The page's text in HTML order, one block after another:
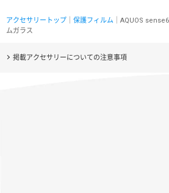
アクセサリートップ 保護フィルム ｜AQUOS
ムガラス
掲載アクセサリーについての注意事項